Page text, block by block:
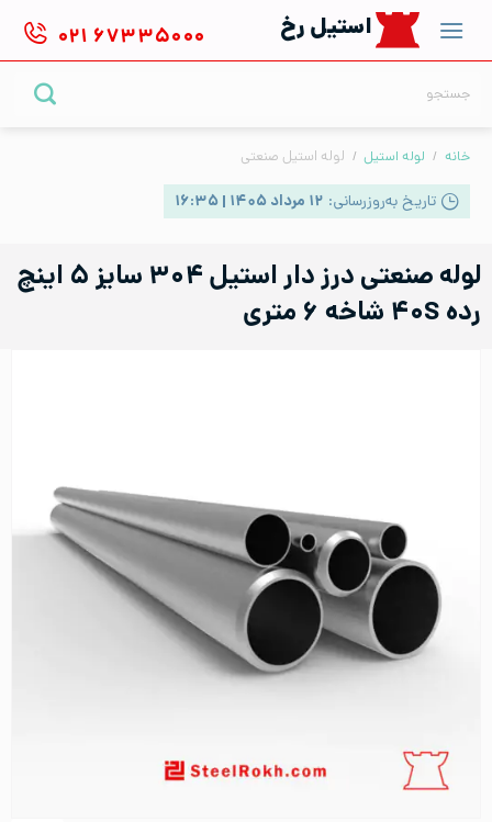
content
استیل رخ ۰۲۱ ۶۷۳۳۵۰۰۰
خانه / لوله استیل / لوله استیل صنعتی
تاریخ به‌روزرسانی: ۱۲ مرداد ۱۴۰۵ | ۱۶:۳۵
لوله صنعتی درز دار استیل ۳۰۴ سایز ۵ اینچ
رده ۴۰S شاخه ۶ متری